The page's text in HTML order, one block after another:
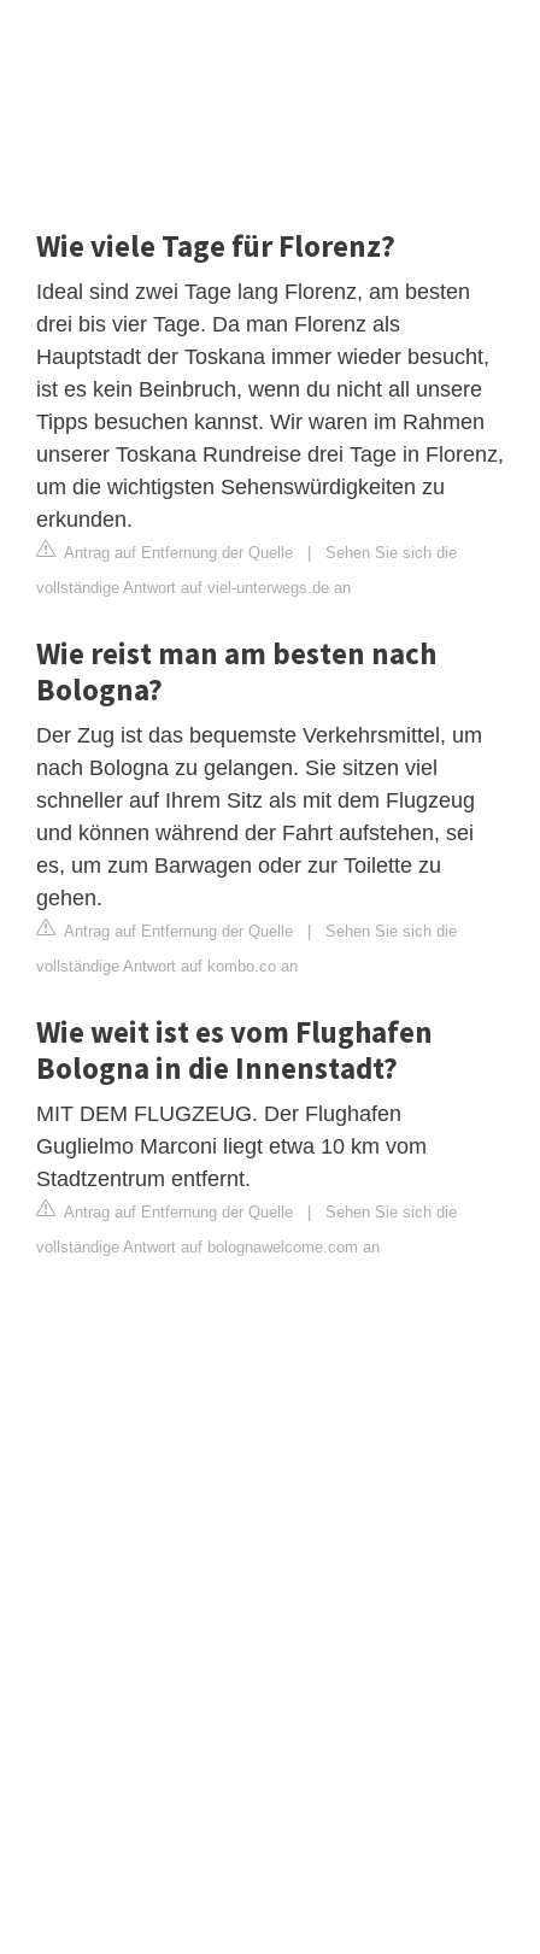
Wie viele Tage für Florenz?
Ideal sind zwei Tage lang Florenz, am besten
drei bis vier Tage. Da man Florenz als
Hauptstadt der Toskana immer wieder besucht,
ist es kein Beinbruch, wenn du nicht all unsere
Tipps besuchen kannst. Wir waren im Rahmen
unserer Toskana Rundreise drei Tage in Florenz,
um die wichtigsten Sehenswürdigkeiten zu
erkunden.
Antrag auf Entfernung der Quelle | Sehen Sie sich die
vollständige Antwort auf viel-unterwegs.de an
Wie reist man am besten nach
Bologna?
Der Zug ist das bequemste Verkehrsmittel, um
nach Bologna zu gelangen. Sie sitzen viel
schneller auf Ihrem Sitz als mit dem Flugzeug
und können während der Fahrt aufstehen, sei
es, um zum Barwagen oder zur Toilette zu
gehen.
Antrag auf Entfernung der Quelle | Sehen Sie sich die
vollständige Antwort auf kombo.co an
Wie weit ist es vom Flughafen
Bologna in die Innenstadt?
MIT DEM FLUGZEUG. Der Flughafen
Guglielmo Marconi liegt etwa 10 km vom
Stadtzentrum entfernt.
Antrag auf Entfernung der Quelle | Sehen Sie sich die
vollständige Antwort auf bolognawelcome.com an